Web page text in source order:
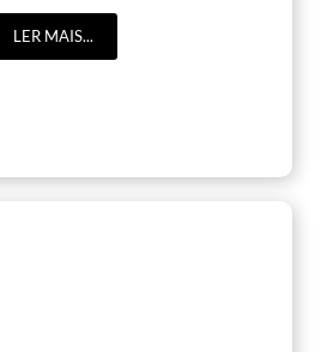
LER MAIS...